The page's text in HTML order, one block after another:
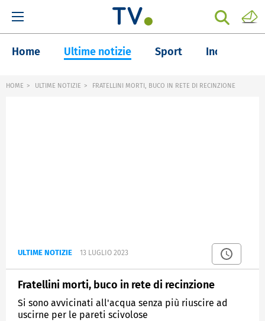
Home Ultime notizie Sport Inchieste
HOME ULTIME NOTIZIE FRATELLINI MORTI, BUCO IN RETE DI RECINZIONE
ULTIME NOTIZIE 13 LUGLIO 2023
Fratellini morti, buco in rete di recinzione
Si sono avvicinati all'acqua senza più riuscire ad
uscirne per le pareti scivolose